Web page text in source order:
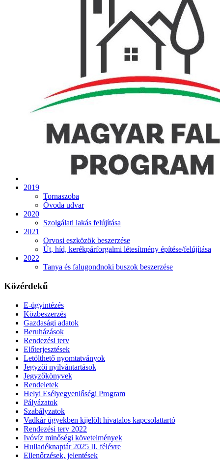
2019
Tornaszoba
Óvoda udvar
2020
Szolgálati lakás felújítása
2021
Orvosi eszközök beszerzése
Út, híd, kerékpárforgalmi létesítmény építése/felújítása
2022
Tanya és falugondnoki buszok beszerzése
Közérdekű
E-ügyintézés
Közbeszerzés
Gazdasági adatok
Beruházások
Rendezési terv
Előterjesztések
Letölthető nyomtatványok
Jegyzői nyilvántartások
Jegyzőkönyvek
Rendeletek
Helyi Esélyegyenlőségi Program
Pályázatok
Szabályzatok
Vadkár ügyekben kijelölt hivatalos kapcsolattartó
Rendezési terv 2022
Ivóvíz minőségi követelmények
Hulladéknaptár 2025 II. félévre
Ellenőrzések, jelentések